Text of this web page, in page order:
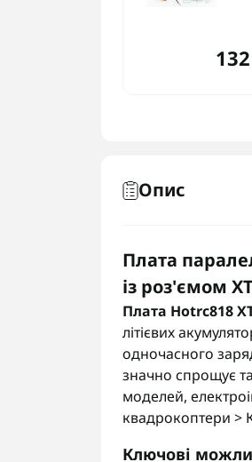
Опис
Плата
із роз'ємом
Плата Hotrc818
літієвих
одночасного
значно спрощує
моделей,
квадрокоптери >
Ключові